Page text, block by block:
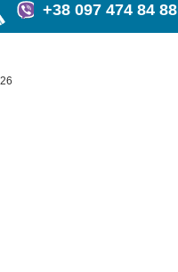
+38 097 474 84 88